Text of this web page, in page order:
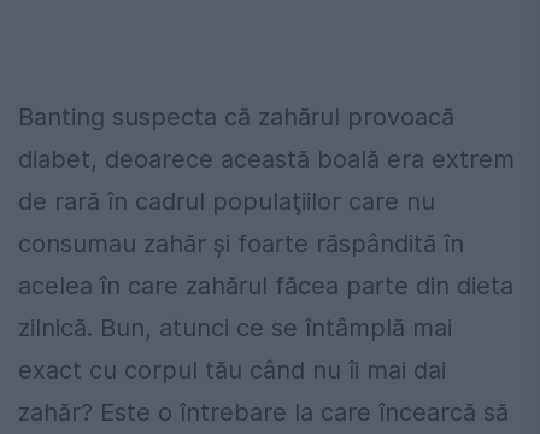
Banting suspecta că zahărul provoacă
diabet, deoarece această boală era extrem
de rară în cadrul populaţiilor care nu
consumau zahăr şi foarte răspândită în
acelea în care zahărul făcea parte din dieta
zilnică. Bun, atunci ce se întâmplă mai
exact cu corpul tău când nu îi mai dai
zahăr? Este o întrebare la care încearcă să